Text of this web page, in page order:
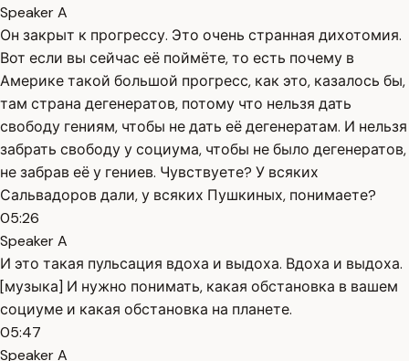
Speaker A
Он закрыт к прогрессу. Это очень странная дихотомия.
Вот если вы сейчас её поймёте, то есть почему в
Америке такой большой прогресс, как это, казалось бы,
там страна дегенератов, потому что нельзя дать
свободу гениям, чтобы не дать её дегенератам. И нельзя
забрать свободу у социума, чтобы не было дегенератов,
не забрав её у гениев. Чувствуете? У всяких
Сальвадоров дали, у всяких Пушкиных, понимаете?
05:26
Speaker A
И это такая пульсация вдоха и выдоха. Вдоха и выдоха.
[музыка] И нужно понимать, какая обстановка в вашем
социуме и какая обстановка на планете.
05:47
Speaker A